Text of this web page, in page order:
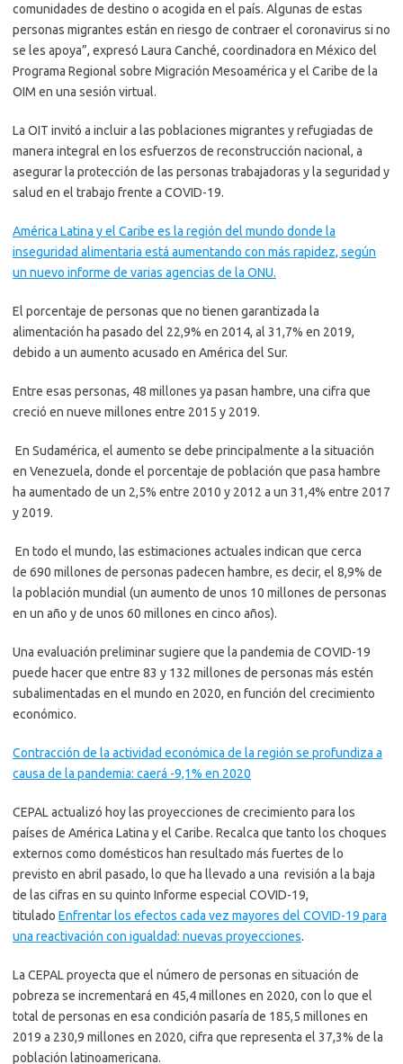
comunidades de destino o acogida en el país. Algunas de estas
personas migrantes están en riesgo de contraer el coronavirus si no
se les apoya”, expresó Laura Canché, coordinadora en México del
Programa Regional sobre Migración Mesoamérica y el Caribe de la
OIM en una sesión virtual.
La OIT invitó a incluir a las poblaciones migrantes y refugiadas de
manera integral en los esfuerzos de reconstrucción nacional, a
asegurar la protección de las personas trabajadoras y la seguridad y
salud en el trabajo frente a COVID-19.
América Latina y el Caribe es la región del mundo donde la
inseguridad alimentaria está aumentando con más rapidez, según
un nuevo informe de varias agencias de la ONU.
El porcentaje de personas que no tienen garantizada la
alimentación ha pasado del 22,9% en 2014, al 31,7% en 2019,
debido a un aumento acusado en América del Sur.
Entre esas personas, 48 millones ya pasan hambre, una cifra que
creció en nueve millones entre 2015 y 2019.
En Sudamérica, el aumento se debe principalmente a la situación
en Venezuela, donde el porcentaje de población que pasa hambre
ha aumentado de un 2,5% entre 2010 y 2012 a un 31,4% entre 2017
y 2019.
En todo el mundo, las estimaciones actuales indican que cerca
de 690 millones de personas padecen hambre, es decir, el 8,9% de
la población mundial (un aumento de unos 10 millones de personas
en un año y de unos 60 millones en cinco años).
Una evaluación preliminar sugiere que la pandemia de COVID-19
puede hacer que entre 83 y 132 millones de personas más estén
subalimentadas en el mundo en 2020, en función del crecimiento
económico.
Contracción de la actividad económica de la región se profundiza a
causa de la pandemia: caerá -9,1% en 2020
CEPAL actualizó hoy las proyecciones de crecimiento para los
países de América Latina y el Caribe. Recalca que tanto los choques
externos como domésticos han resultado más fuertes de lo
previsto en abril pasado, lo que ha llevado a una revisión a la baja
de las cifras en su quinto Informe especial COVID-19,
titulado Enfrentar los efectos cada vez mayores del COVID-19 para
una reactivación con igualdad: nuevas proyecciones.
La CEPAL proyecta que el número de personas en situación de
pobreza se incrementará en 45,4 millones en 2020, con lo que el
total de personas en esa condición pasaría de 185,5 millones en
2019 a 230,9 millones en 2020, cifra que representa el 37,3% de la
población latinoamericana.